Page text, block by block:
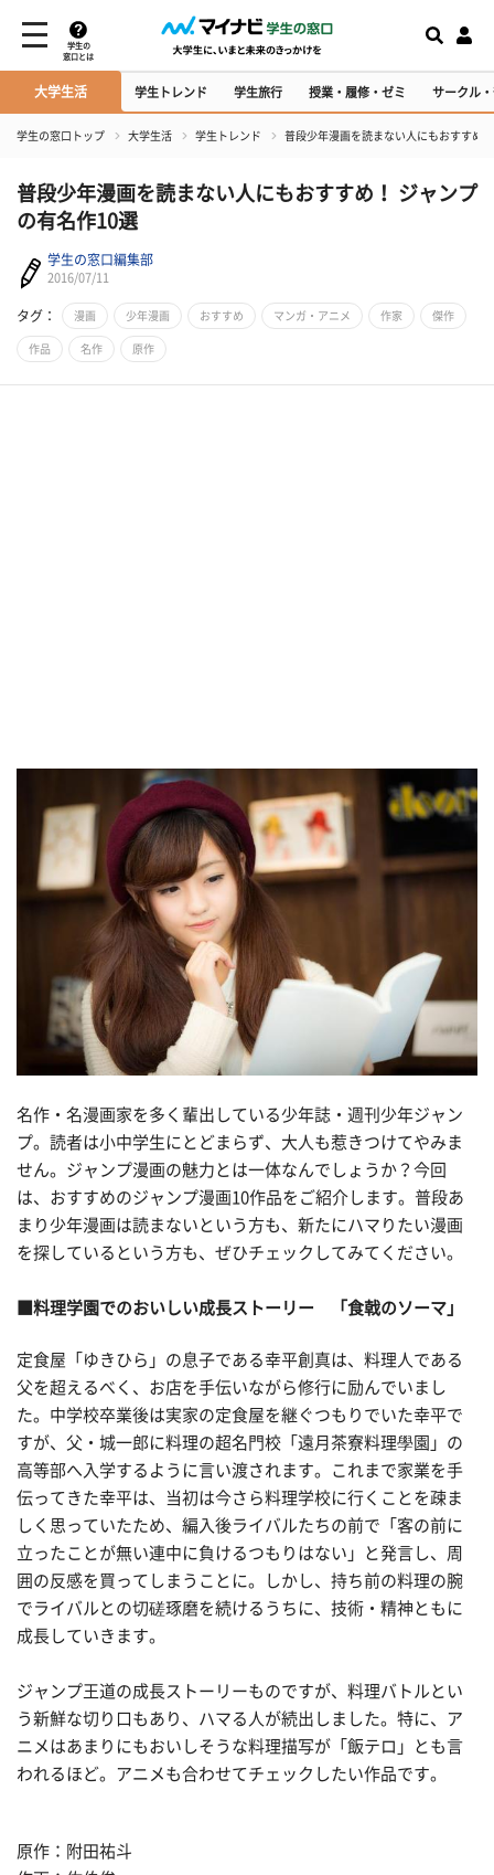
学生の
窓口とは
大学生活 学生トレンド 学生旅行 授業・履修・ゼミ サークル
学生の窓口トップ 大学生活 学生トレンド 普段少年漫画を読まない人にもおすすめ
普段少年漫画を読まない人にもおすすめ！ ジャンプ
の有名作10選
学生の窓口編集部
2016/07/11
タグ： 漫画 少年漫画 おすすめ マンガ・アニメ 作家 傑作
作品 名作 原作
名作・名漫画家を多く輩出している少年誌・週刊少年ジャン
プ。読者は小中学生にとどまらず、大人も惹きつけてやみま
せん。ジャンプ漫画の魅力とは一体なんでしょうか？今回
は、おすすめのジャンプ漫画10作品をご紹介します。普段あ
まり少年漫画は読まないという方も、新たにハマりたい漫画
を探しているという方も、ぜひチェックしてみてください。
■料理学園でのおいしい成長ストーリー 「食戟のソーマ」
定食屋「ゆきひら」の息子である幸平創真は、料理人である
父を超えるべく、お店を手伝いながら修行に励んでいまし
た。中学校卒業後は実家の定食屋を継ぐつもりでいた幸平で
すが、父・城一郎に料理の超名門校「遠月茶寮料理學園」の
高等部へ入学するように言い渡されます。これまで家業を手
伝ってきた幸平は、当初は今さら料理学校に行くことを疎ま
しく思っていたため、編入後ライバルたちの前で「客の前に
立ったことが無い連中に負けるつもりはない」と発言し、周
囲の反感を買ってしまうことに。しかし、持ち前の料理の腕
でライバルとの切磋琢磨を続けるうちに、技術・精神ともに
成長していきます。
ジャンプ王道の成長ストーリーものですが、料理バトルとい
う新鮮な切り口もあり、ハマる人が続出しました。特に、ア
ニメはあまりにもおいしそうな料理描写が「飯テロ」とも言
われるほど。アニメも合わせてチェックしたい作品です。
原作：附田祐斗